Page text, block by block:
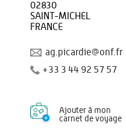
02830
SAINT-MICHEL
FRANCE
ag.picardie@onf.fr
+33 3 44 92 57 57
Ajouter à mon
carnet de voyage